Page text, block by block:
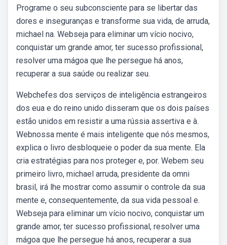
Programe o seu subconsciente para se libertar das
dores e inseguranças e transforme sua vida, de arruda,
michael na. Webseja para eliminar um vício nocivo,
conquistar um grande amor, ter sucesso profissional,
resolver uma mágoa que lhe persegue há anos,
recuperar a sua saúde ou realizar seu.
Webchefes dos serviços de inteligência estrangeiros
dos eua e do reino unido disseram que os dois países
estão unidos em resistir a uma rússia assertiva e à.
Webnossa mente é mais inteligente que nós mesmos,
explica o livro desbloqueie o poder da sua mente. Ela
cria estratégias para nos proteger e, por. Webem seu
primeiro livro, michael arruda, presidente da omni
brasil, irá lhe mostrar como assumir o controle da sua
mente e, consequentemente, da sua vida pessoal e.
Webseja para eliminar um vício nocivo, conquistar um
grande amor, ter sucesso profissional, resolver uma
mágoa que lhe persegue há anos, recuperar a sua